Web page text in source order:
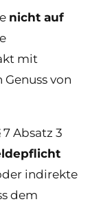
nicht auf
mit
von
Absatz 3
indirekte
dem